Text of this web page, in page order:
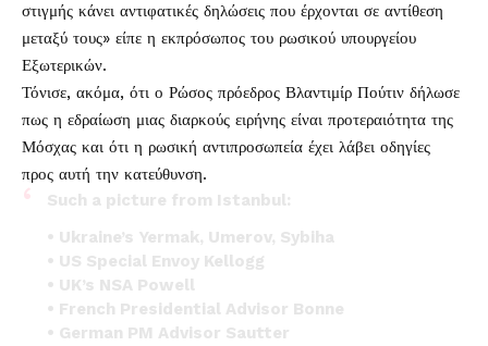
στιγμής κάνει αντιφατικές δηλώσεις που έρχονται σε αντίθεση
μεταξύ τους» είπε η εκπρόσωπος του ρωσικού υπουργείου
Εξωτερικών.
Τόνισε, ακόμα, ότι ο Ρώσος πρόεδρος Βλαντιμίρ Πούτιν δήλωσε
πως η εδραίωση μιας διαρκούς ειρήνης είναι προτεραιότητα της
Μόσχας και ότι η ρωσική αντιπροσωπεία έχει λάβει οδηγίες
προς αυτή την κατεύθυνση.
Such a picture from Istanbul:
• Ukraine’s Yermak, Umerov, Sybiha
• US Special Envoy Kellogg
• UK’s NSA Powell
• French Presidential Advisor Bonne
• German PM Advisor Sautter